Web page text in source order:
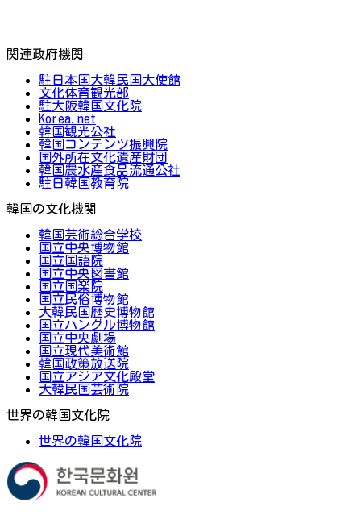
関連政府機関
駐日本国大韓民国大使館
文化体育観光部
駐大阪韓国文化院
Korea.net
韓国観光公社
韓国コンテンツ振興院
国外所在文化遺産財団
韓国農水産食品流通公社
駐日韓国教育院
韓国の文化機関
韓国芸術総合学校
国立中央博物館
国立国語院
国立中央図書館
国立国楽院
国立民俗博物館
大韓民国歴史博物館
国立ハングル博物館
国立中央劇場
国立現代美術館
韓国政策放送院
国立アジア文化殿堂
大韓民国芸術院
世界の韓国文化院
世界の韓国文化院